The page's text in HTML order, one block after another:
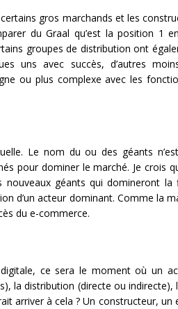
gros marchands et les
du Graal qu’est la position 1
groupes de distribution ont
uns avec succès, d’autres
ou plus complexe avec les
Le nom du ou des géants
pour dominer le marché. Je crois
géants qui domineront la
d’un acteur dominant. Comme la
du e-commerce.
ce sera le moment où un
la distribution (directe ou
arriver à cela ? Un constructeur,